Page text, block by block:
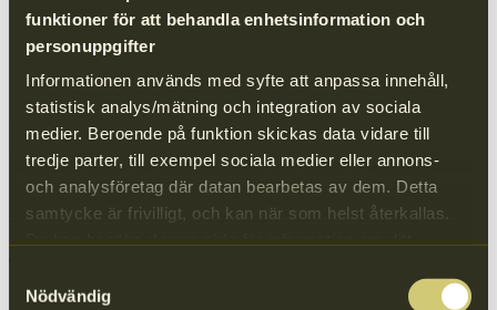
funktioner för att behandla enhetsinformation och
personuppgifter
Informationen används med syfte att anpassa innehåll,
statistisk analys/mätning och integration av sociala
medier. Beroende på funktion skickas data vidare till
tredje parter, till exempel sociala medier eller annons-
och analysföretag där datan bearbetas av dem. Detta
samtycke är frivilligt, och kan när som helst återkallas.
Nödvändig
Provtagning enligt en väl utarbetad rutin.
Sortering av varje materialslag på ett avfallslaboratorium som
skiljer på förpackningar, övrigt material av aktuellt
Årlig slutrapport med en sammanställning av analysen.
NPA gör inga plockanalyser på enskilda områden, kommuner eller
län. Resultaten presentas på nationell nivå och kan därför skilja sig
från enskilda analyser, som till exempel genomförs av kommuner.
Fler inlägg